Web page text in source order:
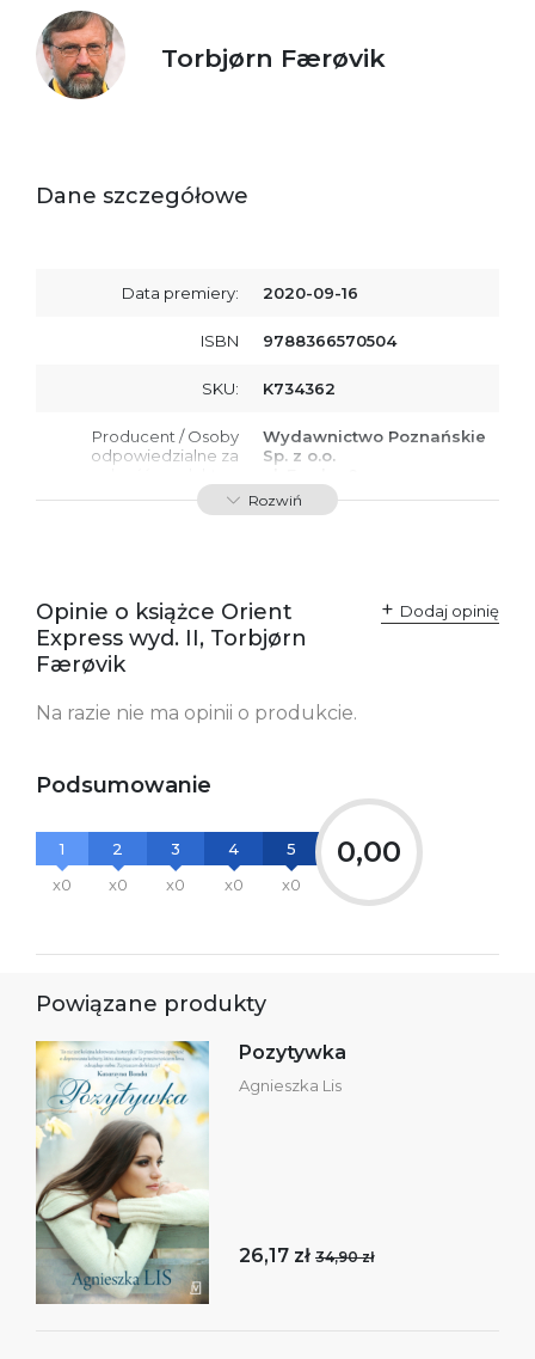
Torbjørn Færøvik
Dane szczegółowe
Data premiery: 2020-09-16
ISBN 9788366570504
SKU: K734362
Producent / Osoby
odpowiedzialne za
przepisami:
Wydawnictwo Poznańskie
Sp. z o.o.
61-701 Poznań
Polska
Ostrzeżenia oraz
informacje dotyczące
bezpieczeństwa:
Rozwiń
Opinie o książce Orient
Express wyd. II, Torbjørn
Færøvik
Dodaj opinię
Na razie nie ma opinii o produkcie.
Podsumowanie
1
x0
2
x0
3
x0
4
x0
5
x0
0,00
Powiązane produkty
Pozytywka
Agnieszka Lis
26,17 zł 34,90 zł